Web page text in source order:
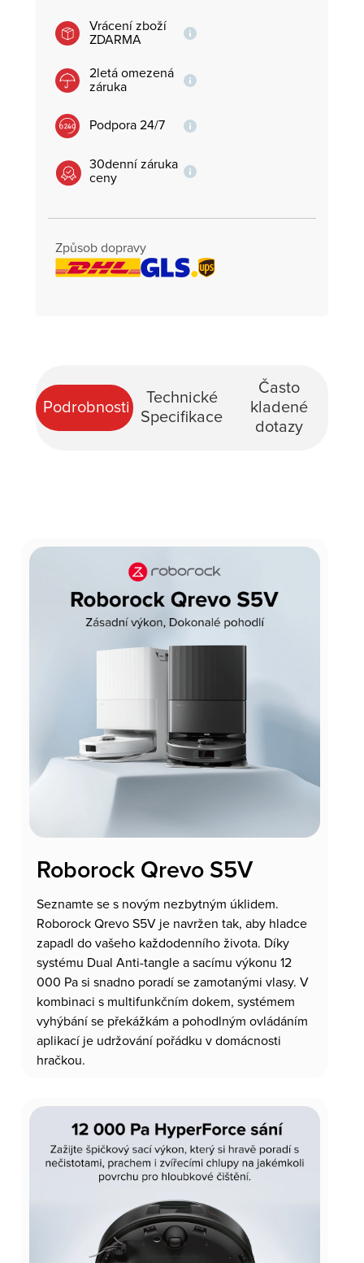
Vrácení zboží
ZDARMA
2letá omezená
záruka
Podpora 24/7
30denní záruka
ceny
Způsob dopravy
Podrobnosti
Technické
Specifikace
Často
kladené
dotazy
Roborock Qrevo S5V
Seznamte se s novým nezbytným úklidem.
Roborock Qrevo S5V je navržen tak, aby hladce
zapadl do vašeho každodenního života. Díky
systému Dual Anti-tangle a sacímu výkonu 12
000 Pa si snadno poradí se zamotanými vlasy. V
kombinaci s multifunkčním dokem, systémem
vyhýbání se překážkám a pohodlným ovládáním
aplikací je udržování pořádku v domácnosti
hračkou.